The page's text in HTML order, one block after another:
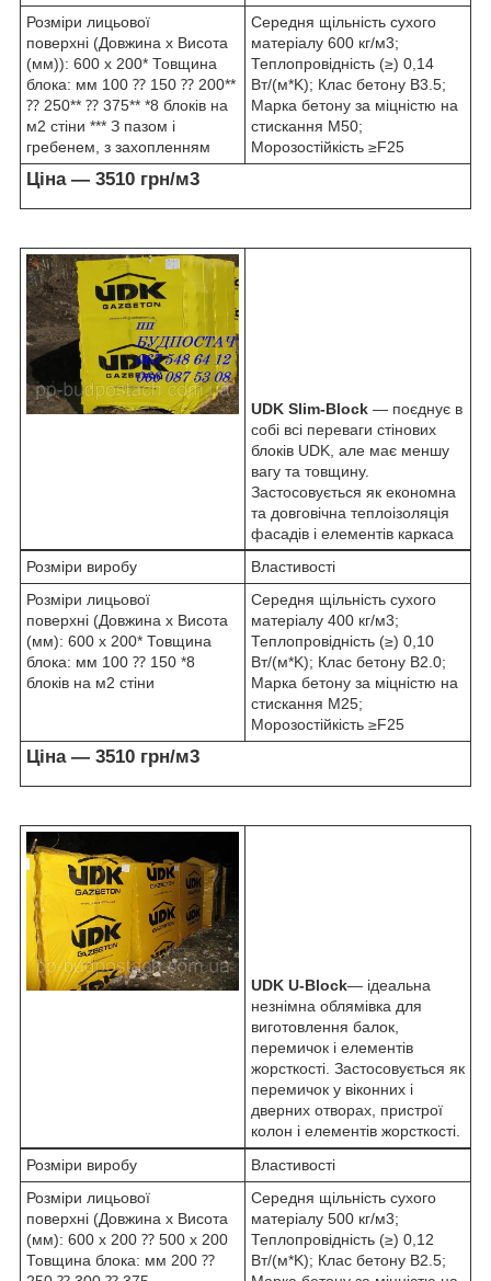
Розміри лицьової
поверхні (Довжина х Висота
(мм)): 600 x 200* Товщина
блока: мм 100 ⁇ 150 ⁇ 200**
⁇ 250** ⁇ 375** *8 блоків на
м2 стіни *** З пазом і
гребенем, з захопленням
Середня щільність сухого
матеріалу 600 кг/м3;
Теплопровідність (≥) 0,14
Вт/(м*K); Клас бетону B3.5;
Марка бетону за міцністю на
стискання M50;
Морозостійкість ≥F25
Ціна — 3510 грн/м3
UDK Slim-Block ― поєднує в
собі всі переваги стінових
блоків UDK, але має меншу
вагу та товщину.
Застосовується як економна
та довговічна теплоізоляція
фасадів і елементів каркаса
Розміри виробу
Властивості
Розміри лицьової
поверхні (Довжина х Висота
(мм): 600 x 200* Товщина
блока: мм 100 ⁇ 150 *8
блоків на м2 стіни
Середня щільність сухого
матеріалу 400 кг/м3;
Теплопровідність (≥) 0,10
Вт/(м*K); Клас бетону B2.0;
Марка бетону за міцністю на
стискання M25;
Морозостійкість ≥F25
Ціна — 3510 грн/м3
UDK U-Block— ідеальна
незнімна облямівка для
виготовлення балок,
перемичок і елементів
жорсткості. Застосовується як
перемичок у віконних і
дверних отворах, пристрої
колон і елементів жорсткості.
Розміри виробу
Властивості
Розміри лицьової
поверхні (Довжина х Висота
(мм): 600 x 200 ⁇ 500 x 200
Товщина блока: мм 200 ⁇
Середня щільність сухого
матеріалу 500 кг/м3;
Теплопровідність (≥) 0,12
Вт/(м*K); Клас бетону B2.5;